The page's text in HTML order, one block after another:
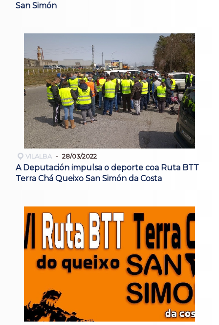
San Simón
VILALBA 28/03/2022
A Deputación impulsa o deporte coa Ruta BTT
Terra Chá Queixo San Simón da Costa